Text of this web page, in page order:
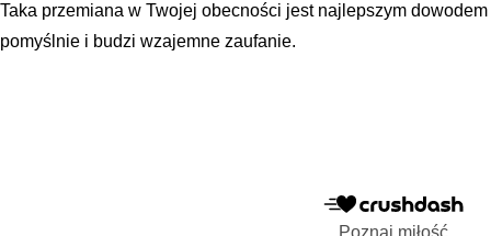
Taka przemiana w Twojej obecności jest najlepszym
pomyślnie i budzi wzajemne zaufanie.
Poznaj miłość